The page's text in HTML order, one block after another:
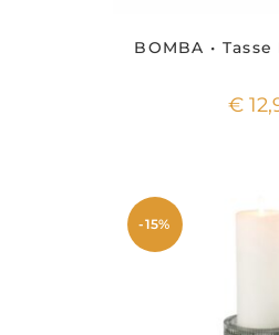
BOMBA •
€
-15%